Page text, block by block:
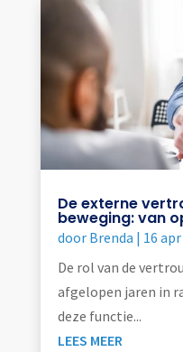
De externe
beweging: van
door Brenda | 16
De rol van de
afgelopen jaren in
deze functie...
LEES MEER